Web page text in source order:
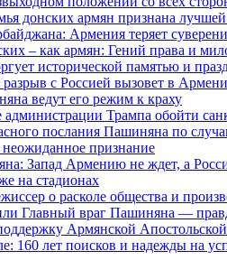
донских армян признана
Армения теряет
– как армян: Гений права и
исторической памятью и
с Россией вызовет в
ведут его режим к краху
Трампа обойти
послания Пашиняна по
признание
Запад Армению не ждет, а
на стадионах
о расколе общества и
Главный враг Пашиняна —
Армянской
160 лет поисков и надежды на